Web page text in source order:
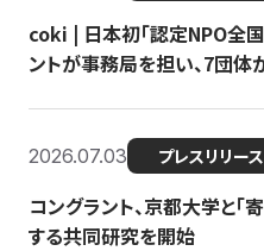
coki | 日本初「認定NPO全国
ントが事務局を担い、7団体
2026.07.03 プレスリリース
コングラント、京都大学と
する共同研究を開始